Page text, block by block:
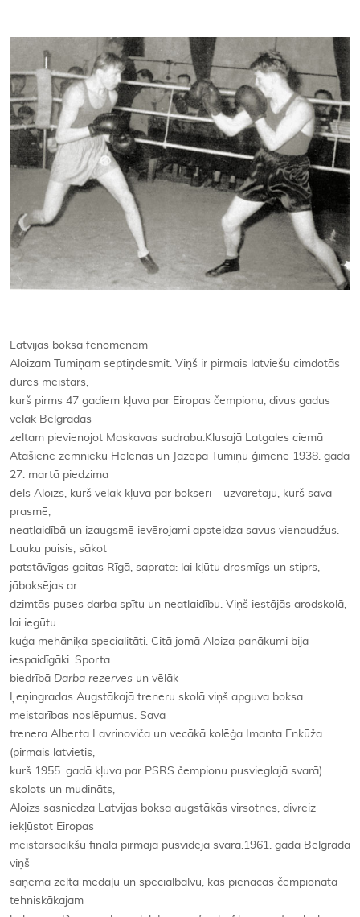
Latvijas boksa fenomenam
Aloizam Tumiņam septiņdesmit. Viņš ir pirmais latviešu cimdotās
dūres meistars,
kurš pirms 47 gadiem kļuva par Eiropas čempionu, divus gadus
vēlāk Belgradas
zeltam pievienojot Maskavas sudrabu.Klusajā Latgales ciemā
Atašienē zemnieku Helēnas un Jāzepa Tumiņu ģimenē 1938. gada
27. martā piedzima
dēls Aloizs, kurš vēlāk kļuva par bokseri – uzvarētāju, kurš savā
prasmē,
neatlaidībā un izaugsmē ievērojami apsteidza savus vienaudžus.
Lauku puisis, sākot
patstāvīgas gaitas Rīgā, saprata: lai kļūtu drosmīgs un stiprs,
jāboksējas ar
dzimtās puses darba spītu un neatlaidību. Viņš iestājās arodskolā,
lai iegūtu
kuģa mehāniķa specialitāti. Citā jomā Aloiza panākumi bija
iespaidīgāki. Sporta
biedrībā Darba rezerves un vēlāk
Ļeņingradas Augstākajā treneru skolā viņš apguva boksa
meistarības noslēpumus. Sava
trenera Alberta Lavrinoviča un vecākā kolēģa Imanta Enkūža
(pirmais latvietis,
kurš 1955. gadā kļuva par PSRS čempionu pusvieglajā svarā)
skolots un mudināts,
Aloizs sasniedza Latvijas boksa augstākās virsotnes, divreiz
iekļūstot Eiropas
meistarsacīkšu finālā pirmajā pusvidējā svarā.1961. gadā Belgradā
viņš
saņēma zelta medaļu un speciālbalvu, kas pienācās čempionāta
tehniskākajam